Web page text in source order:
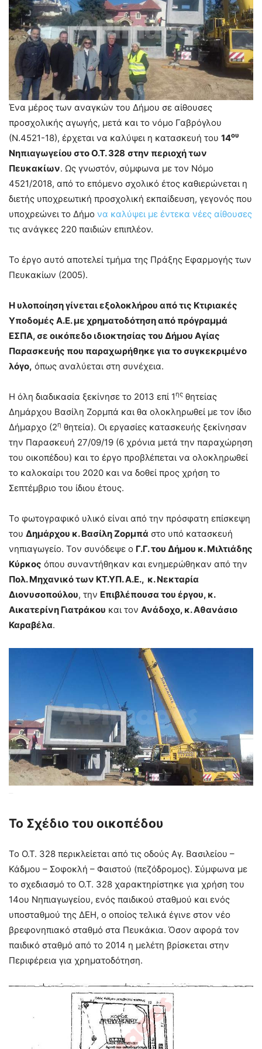
Ένα μέρος των αναγκών του Δήμου σε αίθουσες
προσχολικής αγωγής, μετά και το νόμο Γαβρόγλου
(Ν.4521-18), έρχεται να καλύψει η κατασκευή του 14ου
Νηπιαγωγείου στο Ο.Τ. 328 στην περιοχή των
Πευκακίων. Ως γνωστόν, σύμφωνα με τον Νόμο
4521/2018, από το επόμενο σχολικό έτος καθιερώνεται η
διετής υποχρεωτική προσχολική εκπαίδευση, γεγονός που
υποχρεώνει το Δήμο να καλύψει με έντεκα νέες αίθουσες
τις ανάγκες 220 παιδιών επιπλέον.
Το έργο αυτό αποτελεί τμήμα της Πράξης Εφαρμογής των
Πευκακίων (2005).
Η υλοποίηση γίνεται εξολοκλήρου από τις Κτιριακές
Υποδομές Α.Ε. με χρηματοδότηση από πρόγραμμά
ΕΣΠΑ, σε οικόπεδο ιδιοκτησίας του Δήμου Αγίας
Παρασκευής που παραχωρήθηκε για το συγκεκριμένο
λόγο, όπως αναλύεται στη συνέχεια.
Η όλη διαδικασία ξεκίνησε το 2013 επί 1ης θητείας
Δημάρχου Βασίλη Ζορμπά και θα ολοκληρωθεί με τον ίδιο
Δήμαρχο (2η θητεία). Οι εργασίες κατασκευής ξεκίνησαν
την Παρασκευή 27/09/19 (6 χρόνια μετά την παραχώρηση
του οικοπέδου) και το έργο προβλέπεται να ολοκληρωθεί
το καλοκαίρι του 2020 και να δοθεί προς χρήση το
Σεπτέμβριο του ίδιου έτους.
Το φωτογραφικό υλικό είναι από την πρόσφατη επίσκεψη
του Δημάρχου κ. Βασίλη Ζορμπά στο υπό κατασκευή
νηπιαγωγείο. Τον συνόδεψε ο Γ.Γ. του Δήμου κ. Μιλτιάδης
Κύρκος όπου συναντήθηκαν και ενημερώθηκαν από την
Πολ. Μηχανικό των ΚΤ.ΥΠ. Α.Ε., κ. Νεκταρία
Διονυσοπούλου, την Επιβλέπουσα του έργου, κ.
Αικατερίνη Γιατράκου και τον Ανάδοχο, κ. Αθανάσιο
Καραβέλα.
Το Σχέδιο του οικοπέδου
Το Ο.Τ. 328 περικλείεται από τις οδούς Αγ. Βασιλείου –
Κάδμου – Σοφοκλή – Φαιστού (πεζόδρομος). Σύμφωνα με
το σχεδιασμό το Ο.Τ. 328 χαρακτηρίστηκε για χρήση του
14ου Νηπιαγωγείου, ενός παιδικού σταθμού και ενός
υποσταθμού της ΔΕΗ, ο οποίος τελικά έγινε στον νέο
βρεφονηπιακό σταθμό στα Πευκάκια. Όσον αφορά τον
παιδικό σταθμό από το 2014 η μελέτη βρίσκεται στην
Περιφέρεια για χρηματοδότηση.